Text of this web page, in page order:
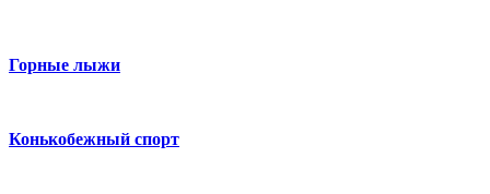
Горные лыжи
Конькобежный спорт